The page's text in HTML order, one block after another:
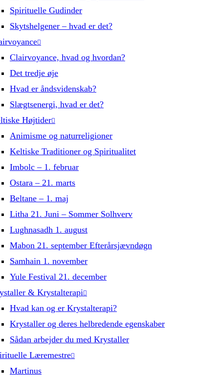
Spirituelle Gudinder
Skytshelgener – hvad er det?
Clairvoyance, hvad og hvordan?
Det tredje øje
Hvad er åndsvidenskab?
Slægtsenergi, hvad er det?
Højtider
Animisme og naturreligioner
Keltiske Traditioner og Spiritualitet
Imbolc – 1. februar
Ostara – 21. marts
Beltane – 1. maj
Litha 21. Juni – Sommer Solhverv
Lughnasadh 1. august
Mabon 21. september Efterårsjævndøgn
Samhain 1. november
Yule Festival 21. december
& Krystalterapi
Hvad kan og er Krystalterapi?
Krystaller og deres helbredende egenskaber
Sådan arbejder du med Krystaller
Læremestre
Martinus